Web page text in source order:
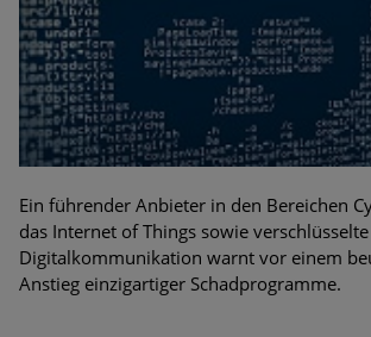
Ein führender Anbieter in den Bereichen
das Internet of Things sowie
Digitalkommunikation warnt vor einem
Anstieg einzigartiger Schadprogramme.